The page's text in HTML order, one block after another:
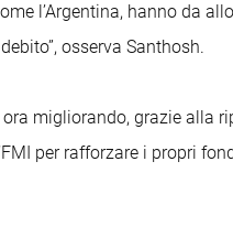
l’Argentina, hanno da
osserva Santhosh.
migliorando, grazie alla
per rafforzare i propri